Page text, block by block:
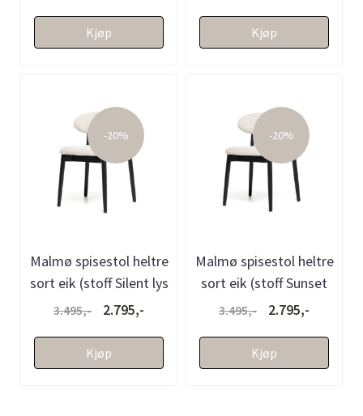
Kjøp Kjøp
-20%
Malmø spisestol heltre
sort eik (stoff Silent lys
sand)
3.495,- 2.795,-
Kjøp
-20%
Malmø spisestol heltre
sort eik (stoff Sunset
beige melert)
3.495,- 2.795,-
Kjøp